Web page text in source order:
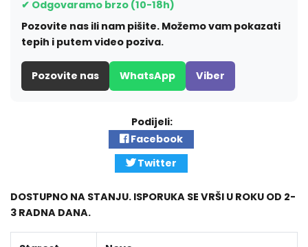
✔ Odgovaramo brzo (10-18h)
Pozovite nas ili nam pišite. Možemo vam pokazati
tepih i putem video poziva.
Pozovite nas WhatsApp Viber
Podijeli:
Facebook
Twitter
DOSTUPNO NA STANJU. ISPORUKA SE VRŠI U ROKU OD 2-
3 RADNA DANA.